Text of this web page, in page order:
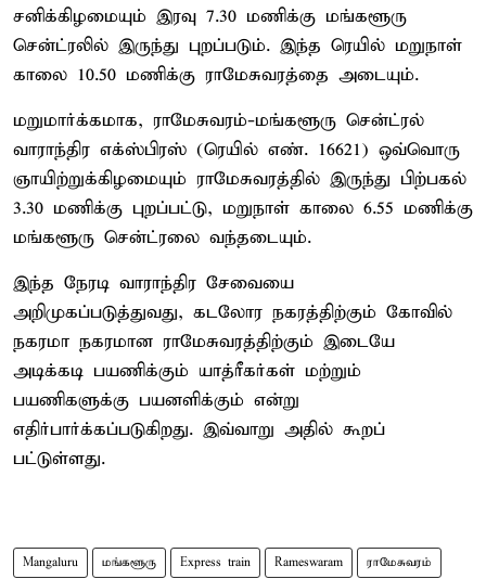
சனிக்கிழமையும் இரவு 7.30 மணிக்கு மங்களூரு
சென்ட்ரலில் இருந்து புறப்படும். இந்த ரெயில் மறுநாள்
காலை 10.50 மணிக்கு ராமேசுவரத்தை அடையும்.
மறுமார்க்கமாக, ராமேசுவரம்-மங்களூரு சென்ட்ரல்
வாராந்திர எக்ஸ்பிரஸ் (ரெயில் எண். 16621) ஒவ்வொரு
ஞாயிற்றுக்கிழமையும் ராமேசுவரத்தில் இருந்து பிற்பகல்
3.30 மணிக்கு புறப்பட்டு, மறுநாள் காலை 6.55 மணிக்கு
மங்களூரு சென்ட்ரலை வந்தடையும்.
இந்த நேரடி வாராந்திர சேவையை
அறிமுகப்படுத்துவது, கடலோர நகரத்திற்கும் கோவில்
நகரமா நகரமான ராமேசுவரத்திற்கும் இடையே
அடிக்கடி பயணிக்கும் யாத்ரீகர்கள் மற்றும்
பயணிகளுக்கு பயனளிக்கும் என்று
எதிர்பார்க்கப்படுகிறது. இவ்வாறு அதில் கூறப்
பட்டுள்ளது.
Mangaluru மங்களூரு Express train Rameswaram ராமேசுவரம்